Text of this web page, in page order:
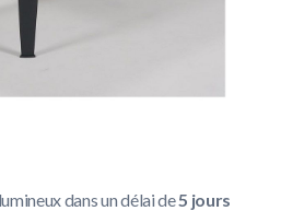
entre1 et 5 jours
dans un délai de5 jours